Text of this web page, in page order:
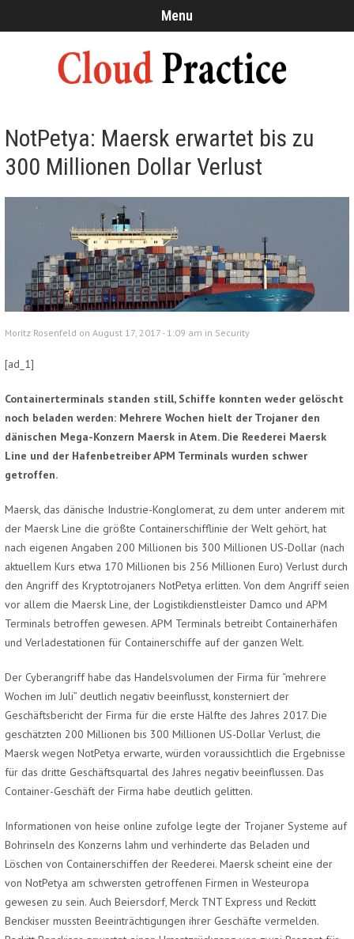
Menu
NotPetya: Maersk erwartet bis zu
300 Millionen Dollar Verlust
Moritz Rosenfeld on August 17, 2017 - 1:09 am in Security
[ad_1]
Containerterminals standen still, Schiffe konnten weder gelöscht
noch beladen werden: Mehrere Wochen hielt der Trojaner den
dänischen Mega-Konzern Maersk in Atem. Die Reederei Maersk
Line und der Hafenbetreiber APM Terminals wurden schwer
getroffen.
Maersk, das dänische Industrie-Konglomerat, zu dem unter anderem mit
der Maersk Line die größte Containerschifflinie der Welt gehört, hat
nach eigenen Angaben 200 Millionen bis 300 Millionen US-Dollar (nach
aktuellem Kurs etwa 170 Millionen bis 256 Millionen Euro) Verlust durch
den Angriff des Kryptotrojaners NotPetya erlitten. Von dem Angriff seien
vor allem die Maersk Line, der Logistikdienstleister Damco und APM
Terminals betroffen gewesen. APM Terminals betreibt Containerhäfen
und Verladestationen für Containerschiffe auf der ganzen Welt.
Der Cyberangriff habe das Handelsvolumen der Firma für “mehrere
Wochen im Juli” deutlich negativ beeinflusst, konsterniert der
Geschäftsbericht der Firma für die erste Hälfte des Jahres 2017. Die
geschätzten 200 Millionen bis 300 Millionen US-Dollar Verlust, die
Maersk wegen NotPetya erwarte, würden voraussichtlich die Ergebnisse
für das dritte Geschäftsquartal des Jahres negativ beeinflussen. Das
Container-Geschäft der Firma habe deutlich gelitten.
Informationen von heise online zufolge legte der Trojaner Systeme auf
Bohrinseln des Konzerns lahm und verhinderte das Beladen und
Löschen von Containerschiffen der Reederei. Maersk scheint eine der
von NotPetya am schwersten getroffenen Firmen in Westeuropa
gewesen zu sein. Auch Beiersdorf, Merck TNT Express und Reckitt
Benckiser mussten Beeinträchtigungen ihrer Geschäfte vermelden.